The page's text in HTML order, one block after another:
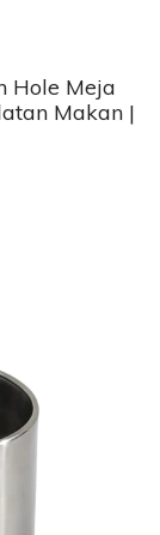
Hole Meja
Makan |